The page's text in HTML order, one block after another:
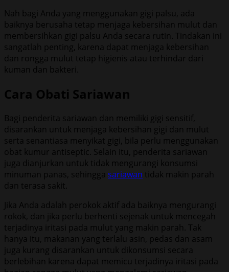
Nah bagi Anda yang menggunakan gigi palsu, ada
baiknya berusaha tetap menjaga kebersihan mulut dan
membersihkan gigi palsu Anda secara rutin. Tindakan ini
sangatlah penting, karena dapat menjaga kebersihan
dan rongga mulut tetap higienis atau terhindar dari
kuman dan bakteri.
Cara Obati Sariawan
Bagi penderita sariawan dan memiliki gigi sensitif,
disarankan untuk menjaga kebersihan gigi dan mulut
serta senantiasa menyikat gigi, bila perlu menggunakan
obat kumur antiseptic. Selain itu, penderita sariawan
juga dianjurkan untuk tidak mengurangi konsumsi
minuman panas, sehingga sariawan tidak makin parah
dan terasa sakit.
Jika Anda adalah perokok aktif ada baiknya mengurangi
rokok, dan jika perlu berhenti sejenak untuk mencegah
terjadinya iritasi pada mulut yang makin parah. Tak
hanya itu, makanan yang terlalu asin, pedas dan asam
juga kurang disarankan untuk dikonsumsi secara
berlebihan karena dapat memicu terjadinya iritasi pada